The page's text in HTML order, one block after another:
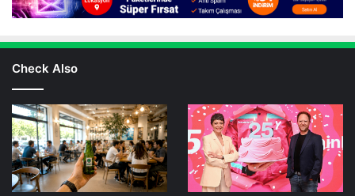
Check Also